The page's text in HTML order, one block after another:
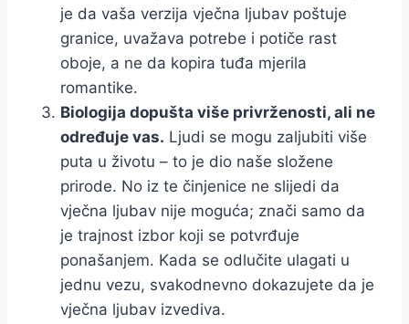
je da vaša verzija vječna ljubav poštuje
granice, uvažava potrebe i potiče rast
oboje, a ne da kopira tuđa mjerila
romantike.
Biologija dopušta više privrženosti, ali ne
određuje vas. Ljudi se mogu zaljubiti više
puta u životu – to je dio naše složene
prirode. No iz te činjenice ne slijedi da
vječna ljubav nije moguća; znači samo da
je trajnost izbor koji se potvrđuje
ponašanjem. Kada se odlučite ulagati u
jednu vezu, svakodnevno dokazujete da je
vječna ljubav izvediva.